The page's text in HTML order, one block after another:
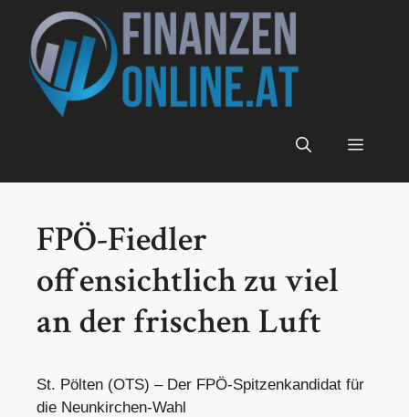
Inhalt
springen
Menü
FPÖ-Fiedler
offensichtlich zu viel
an der frischen Luft
St. Pölten (OTS) – Der FPÖ-Spitzenkandidat für
die Neunkirchen-Wahl